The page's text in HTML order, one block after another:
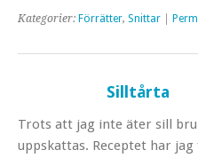
Kategorier: Förrätter, Snittar
Silltårta
Trots att jag inte äter sill
uppskattas. Receptet har